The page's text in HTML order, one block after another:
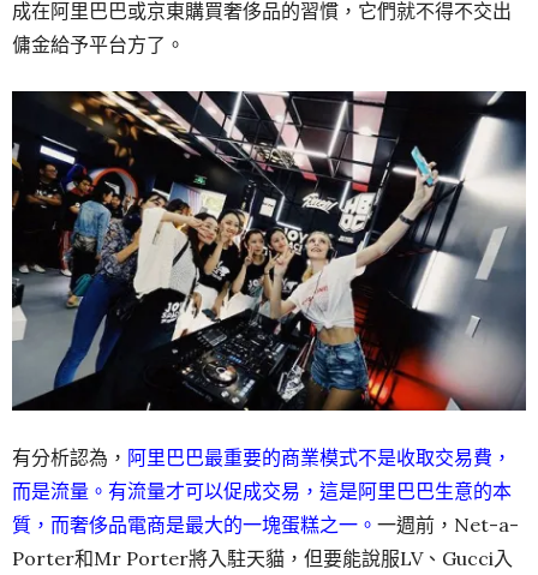
成在阿里巴巴或京東購買奢侈品的習慣，它們就不得不交出
傭金給予平台方了。
有分析認為， 阿里巴巴最重要的商業模式不是收取交易費，
而是流量。有流量才可以促成交易，這是阿里巴巴生意的本
質，而奢侈品電商是最大的一塊蛋糕之一。 一週前，Net-a-
Porter和Mr Porter將入駐天貓，但要能說服LV、Gucci入